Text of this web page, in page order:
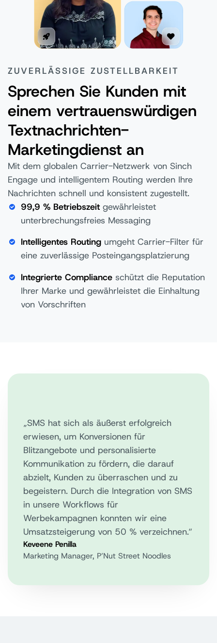
ZUVERLÄSSIGE ZUSTELLBARKEIT
Sprechen Sie Kunden mit
einem vertrauenswürdigen
Textnachrichten-
Marketingdienst an
Mit dem globalen Carrier-Netzwerk von Sinch
Engage und intelligentem Routing werden Ihre
Nachrichten schnell und konsistent zugestellt.
99,9 % Betriebszeitgewährleistet
unterbrechungsfreies Messaging
Intelligentes Routing umgeht Carrier-Filter für
eine zuverlässige Posteingangsplatzierung
Integrierte Compliance schützt die Reputation
Ihrer Marke und gewährleistet die Einhaltung
von Vorschriften
„SMS hat sich als äußerst erfolgreich
erwiesen, um Konversionen für
Blitzangebote und personalisierte
Kommunikation zu fördern, die darauf
abzielt, Kunden zu überraschen und zu
begeistern. Durch die Integration von SMS
in unsere Workflows für
Werbekampagnen konnten wir eine
Umsatzsteigerung von 50 % verzeichnen.“
Keveene Penilla
Marketing Manager, P’Nut Street Noodles